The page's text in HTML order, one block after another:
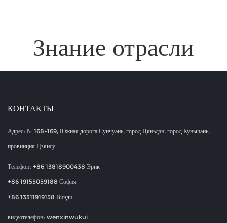
Знание отрасли
КОНТАКТЫ
Адрес: № 168-169, Южная дорога Сунчуань, город Цяньдэн, город Куньшань,
провинция Цзянсу
Телефон: +86 13818900438 Эрик
+86 19155059188 София
+86 13311919158 Винди
видеотелефон: wenxinwukui